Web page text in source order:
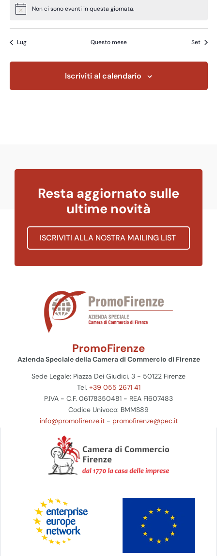
eventi,
NoticeNon ci sono eventi in questa giornata.
Lug Questo mese Set
Iscriviti al calendario
Resta aggiornato sulle
ultime novità
ISCRIVITI ALLA NOSTRA MAILING LIST
PromoFirenze
Azienda Speciale della Camera di Commercio di Firenze
Sede Legale: Piazza Dei Giudici, 3 - 50122 Firenze
Tel. +39 055 2671 41
P.IVA - C.F. 06178350481 - REA FI607483
Codice Univoco: BMMS89
info@promofirenze.it- promofirenze@pec.it